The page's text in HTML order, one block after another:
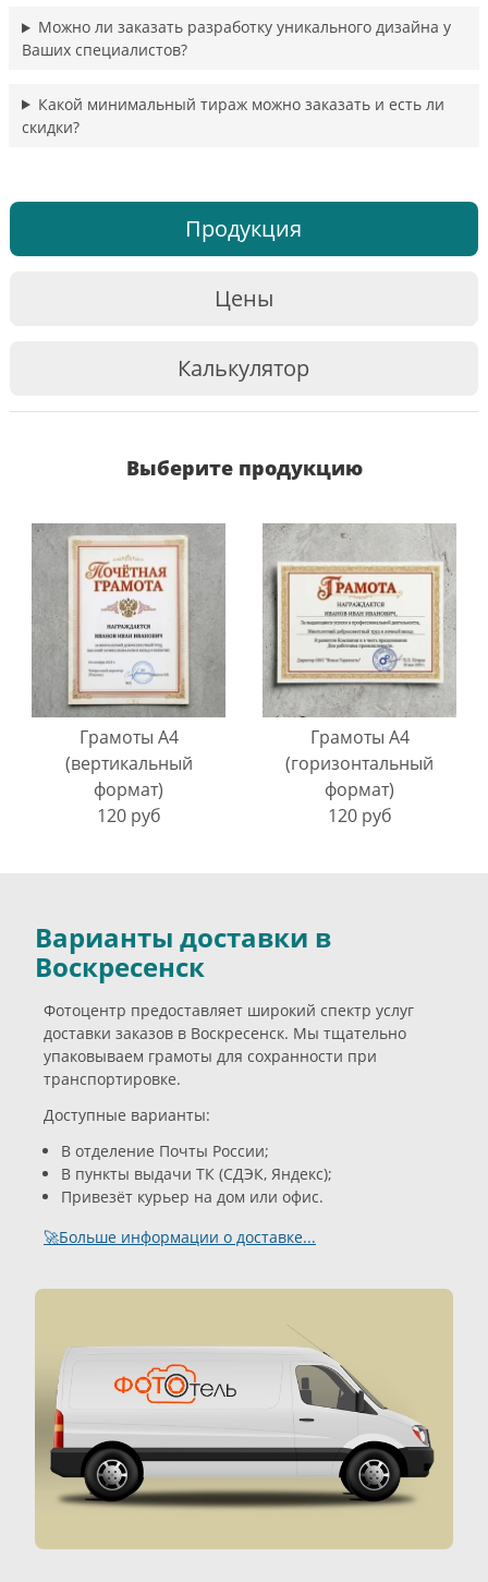
Можно ли заказать разработку уникального дизайна у
Ваших специалистов?
Какой минимальный тираж можно заказать и есть ли
скидки?
Продукция
Цены
Калькулятор
Выберите продукцию
Грамоты A4
(вертикальный
формат)
120 руб
Грамоты A4
(горизонтальный
формат)
120 руб
Варианты доставки в
Воскресенск
Фотоцентр предоставляет широкий спектр услуг
доставки заказов в Воскресенск. Мы тщательно
упаковываем грамоты для сохранности при
транспортировке.
Доступные варианты:
В отделение Почты России;
В пункты выдачи ТК (СДЭК, Яндекс);
Привезёт курьер на дом или офис.
🚀Больше информации о доставке...